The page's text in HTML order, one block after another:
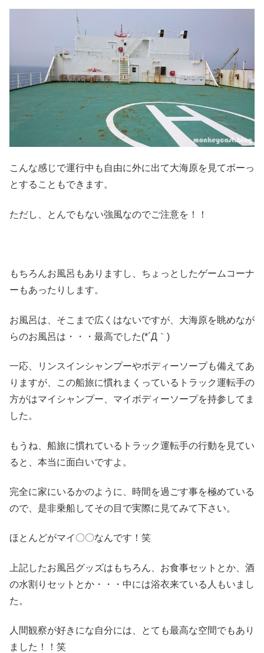
こんな感じで運行中も自由に外に出て大海原を見てボーっ
とすることもできます。
ただし、とんでもない強風なのでご注意を！！
もちろんお風呂もありますし、ちょっとしたゲームコーナ
ーもあったりします。
お風呂は、そこまで広くはないですが、大海原を眺めなが
らのお風呂は・・・最高でした(*´Д｀)
一応、リンスインシャンプーやボディーソープも備えてあ
りますが、この船旅に慣れまくっているトラック運転手の
方がはマイシャンプー、マイボディーソープを持参してま
した。
もうね、船旅に慣れているトラック運転手の行動を見てい
ると、本当に面白いですよ。
完全に家にいるかのように、時間を過ごす事を極めている
ので、是非乗船してその目で実際に見てみて下さい。
ほとんどがマイ〇〇なんです！笑
上記したお風呂グッズはもちろん、お食事セットとか、酒
の水割りセットとか・・・中には浴衣来ている人もいまし
た。
人間観察が好きにな自分には、とても最高な空間でもあり
ました！！笑